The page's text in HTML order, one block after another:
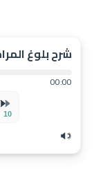
شرح بلوغ المرام
00:00
10